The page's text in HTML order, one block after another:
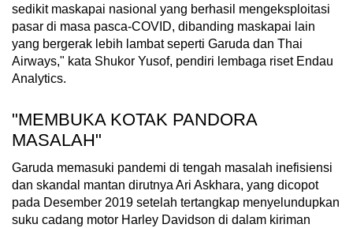
sedikit maskapai nasional yang berhasil mengeksploitasi
pasar di masa pasca-COVID, dibanding maskapai lain
yang bergerak lebih lambat seperti Garuda dan Thai
Airways," kata Shukor Yusof, pendiri lembaga riset Endau
Analytics.
"MEMBUKA KOTAK PANDORA
MASALAH"
Garuda memasuki pandemi di tengah masalah inefisiensi
dan skandal mantan dirutnya Ari Askhara, yang dicopot
pada Desember 2019 setelah tertangkap menyelundupkan
suku cadang motor Harley Davidson di dalam kiriman